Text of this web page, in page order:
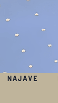
NAJAVE